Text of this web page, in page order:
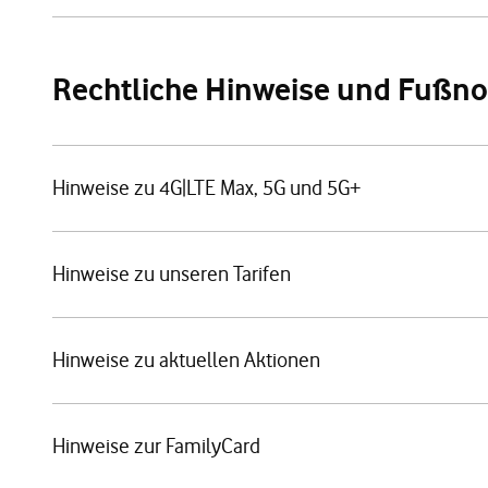
Rechtliche Hinweise und
Hinweise zu 4G|LTE Max, 5G und 5G+
Hinweise zu unseren Tarifen
Hinweise zu aktuellen Aktionen
Hinweise zur FamilyCard